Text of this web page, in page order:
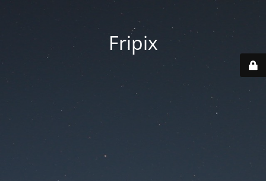
Fripix